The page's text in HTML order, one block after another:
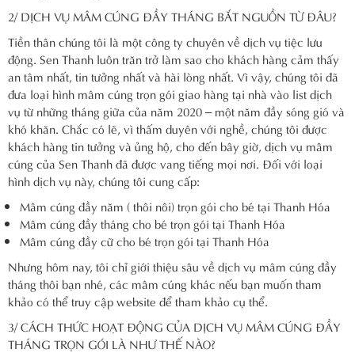
2/ DỊCH VỤ MÂM CÚNG ĐẦY THÁNG BẮT NGUỒN TỪ ĐÂU?
Tiền thân chúng tôi là một công ty chuyên về dịch vụ tiệc lưu
động. Sen Thanh luôn trăn trở làm sao cho khách hàng cảm thấy
an tâm nhất, tin tưởng nhất và hài lòng nhất. Vì vậy, chúng tôi đã
đưa loại hình mâm cúng trọn gói giao hàng tại nhà vào list dịch
vụ từ những tháng giữa của năm 2020 – một năm đầy sóng gió và
khó khăn. Chắc có lẽ, vì thấm duyên với nghề, chúng tôi được
khách hàng tin tưởng và ủng hộ, cho đến bây giờ, dịch vụ mâm
cúng của Sen Thanh đã được vang tiếng mọi nơi. Đối với loại
hình dịch vụ này, chúng tôi cung cấp:
Mâm cúng đầy năm ( thôi nôi) trọn gói cho bé tại Thanh Hóa
Mâm cúng đầy tháng cho bé trọn gói tại Thanh Hóa
Mâm cúng đầy cữ cho bé trọn gói tại Thanh Hóa
Nhưng hôm nay, tôi chỉ giới thiệu sâu về dịch vụ mâm cúng đầy
tháng thôi bạn nhé, các mâm cúng khác nếu bạn muốn tham
khảo có thể truy cập website để tham khảo cụ thể.
3/ CÁCH THỨC HOẠT ĐỘNG CỦA DỊCH VỤ MÂM CÚNG ĐẦY
THÁNG TRỌN GÓI LÀ NHƯ THẾ NÀO?